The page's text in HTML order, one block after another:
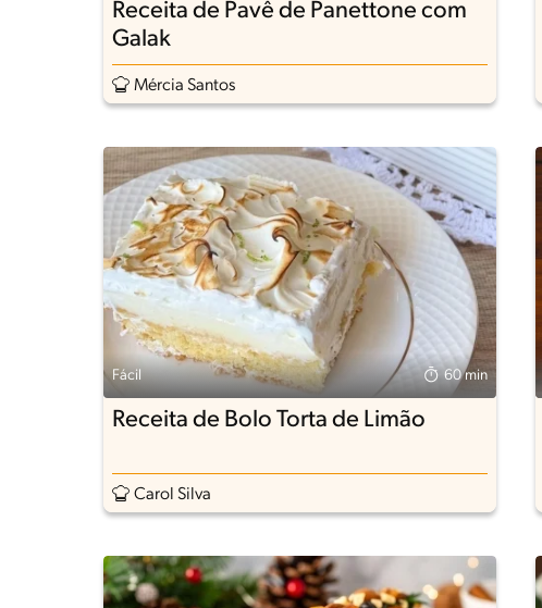
Receita de Pavê de Panettone com
Galak
Mércia Santos
Fácil 60 min
Receita de Bolo Torta de Limão
Carol Silva